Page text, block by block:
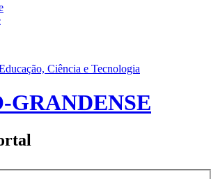
Ciência e Tecnologia
GRANDENSE